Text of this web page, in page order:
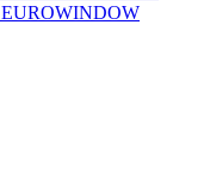
EUROWINDOW